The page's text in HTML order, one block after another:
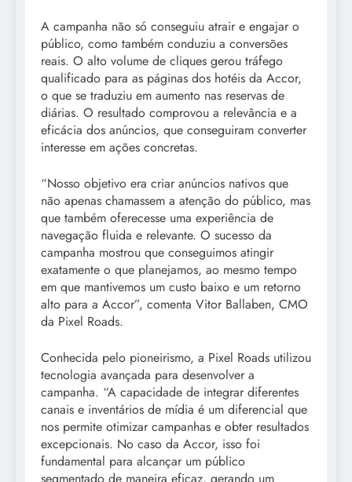
A campanha não só conseguiu atrair e engajar o
público, como também conduziu a conversões
reais. O alto volume de cliques gerou tráfego
qualificado para as páginas dos hotéis da Accor,
o que se traduziu em aumento nas reservas de
diárias. O resultado comprovou a relevância e a
eficácia dos anúncios, que conseguiram converter
interesse em ações concretas.
“Nosso objetivo era criar anúncios nativos que
não apenas chamassem a atenção do público, mas
que também oferecesse uma experiência de
navegação fluida e relevante. O sucesso da
campanha mostrou que conseguimos atingir
exatamente o que planejamos, ao mesmo tempo
em que mantivemos um custo baixo e um retorno
alto para a Accor”, comenta Vitor Ballaben, CMO
da Pixel Roads.
Conhecida pelo pioneirismo, a Pixel Roads utilizou
tecnologia avançada para desenvolver a
campanha. “A capacidade de integrar diferentes
canais e inventários de mídia é um diferencial que
nos permite otimizar campanhas e obter resultados
excepcionais. No caso da Accor, isso foi
fundamental para alcançar um público